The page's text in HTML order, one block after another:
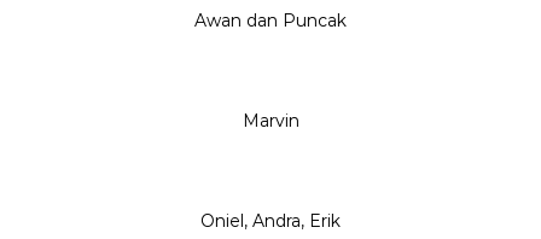
Awan dan Puncak
Marvin
Oniel, Andra, Erik